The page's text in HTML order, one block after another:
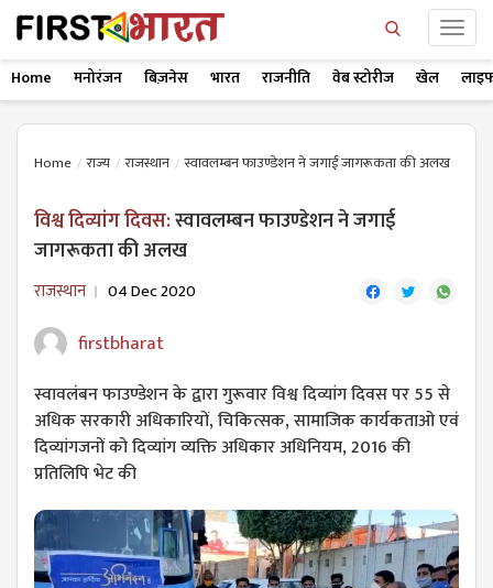
Home मनोरंजन बिज़नेस भारत राजनीति वेब स्टोरीज खेल
Home राज्य राजस्थान स्वावलम्बन फाउण्डेशन ने जगाई जागरूकता की अलख
विश्व दिव्यांग दिवस:स्वावलम्बन फाउण्डेशन ने जगाई
जागरूकता की अलख
राजस्थान 04 Dec 2020
firstbharat
स्वावलंबन फाउण्डेशन के द्वारा गुरूवार विश्व दिव्यांग दिवस पर 55 से
अधिक सरकारी अधिकारियों, चिकित्सक, सामाजिक कार्यकताओ एवं
दिव्यांगजनों को दिव्यांग व्यक्ति अधिकार अधिनियम, 2016 की
प्रतिलिपि भेट की